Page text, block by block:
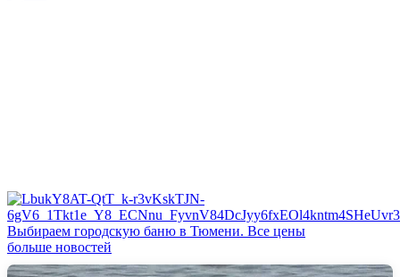
Выбираем городскую баню в Тюмени. Все цены
больше новостей